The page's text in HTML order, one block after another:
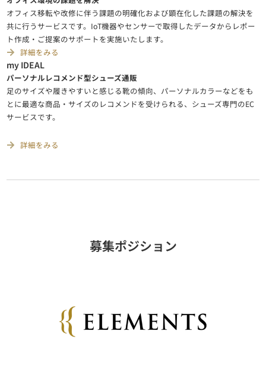
オフィス移転や改修に伴う課題の明確化および顕在化した課題の解決を
共に行うサービスです。IoT機器やセンサーで取得したデータからレポー
ト作成・ご提案のサポートを実施いたします。
詳細をみる
my IDEAL
パーソナルレコメンド型シューズ通販
足のサイズや履きやすいと感じる靴の傾向、パーソナルカラーなどをも
とに最適な商品・サイズのレコメンドを受けられる、シューズ専門のEC
サービスです。
詳細をみる
募集ポジション